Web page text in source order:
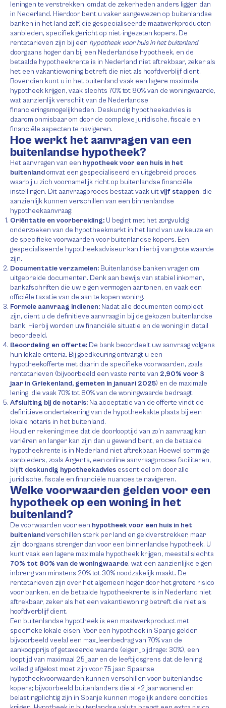
leningen te verstrekken, omdat de zekerheden anders liggen dan
in Nederland. Hierdoor bent u vaker aangewezen op buitenlandse
banken in het land zelf, die gespecialiseerde maatwerkproducten
aanbieden, specifiek gericht op niet-ingezeten kopers. De
rentetarieven zijn bij een hypotheek voor huis in het buitenland
doorgaans hoger dan bij een Nederlandse hypotheek, en de
betaalde hypotheekrente is in Nederland niet aftrekbaar, zeker als
het een vakantiewoning betreft die niet als hoofdverblijf dient.
Bovendien kunt u in het buitenland vaak een lagere maximale
hypotheek krijgen, vaak slechts 70% tot 80% van de woningwaarde,
wat aanzienlijk verschilt van de Nederlandse
financieringsmogelijkheden. Deskundig hypotheekadvies is
daarom onmisbaar om door de complexe juridische, fiscale en
financiële aspecten te navigeren.
Hoe werkt het aanvragen van een
buitenlandse hypotheek?
Het aanvragen van een hypotheek voor een huis in het
buitenlandomvat een gespecialiseerd en uitgebreid proces,
waarbij u zich voornamelijk richt op buitenlandse financiële
instellingen. Dit aanvraagproces bestaat vaak uitvijf stappen, die
aanzienlijk kunnen verschillen van een binnenlandse
hypotheekaanvraag:
Oriëntatie en voorbereiding: U begint met het zorgvuldig
onderzoeken van de hypotheekmarkt in het land van uw keuze en
de specifieke voorwaarden voor buitenlandse kopers. Een
gespecialiseerde hypotheekadviseur kan hierbij van grote waarde
zijn.
Documentatie verzamelen: Buitenlandse banken vragen om
uitgebreide documenten. Denk aan bewijs van stabiel inkomen,
bankafschriften die uw eigen vermogen aantonen, en vaak een
officiële taxatie van de aan te kopen woning.
Formele aanvraag indienen: Nadat alle documenten compleet
zijn, dient u de definitieve aanvraag in bij de gekozen buitenlandse
bank. Hierbij worden uw financiële situatie en de woning in detail
beoordeeld.
Beoordeling en offerte: De bank beoordeelt uw aanvraag volgens
hun lokale criteria. Bij goedkeuring ontvangt u een
hypotheekofferte met daarin de specifieke voorwaarden, zoals
rentetarieven (bijvoorbeeld een vaste rente van 2,90% voor 3
jaar in Griekenland, gemeten in januari 2025) en de maximale
lening, die vaak 70% tot 80% van de woningwaarde bedraagt.
Afsluiting bij de notaris: Na acceptatie van de offerte vindt de
definitieve ondertekening van de hypotheekakte plaats bij een
lokale notaris in het buitenland.
Houd er rekening mee dat de doorlooptijd van zo’n aanvraag kan
variëren en langer kan zijn dan u gewend bent, en de betaalde
hypotheekrente is in Nederland niet aftrekbaar. Hoewel sommige
aanbieders, zoals Argenta, een online aanvraagproces faciliteren,
blijft deskundig hypotheekadvies essentieel om door alle
juridische, fiscale en financiële nuances te navigeren.
Welke voorwaarden gelden voor een
hypotheek op een woning in het
buitenland?
De voorwaarden voor een hypotheek voor een huis in het
buitenlandverschillen sterk per land en geldverstrekker, maar
zijn doorgaans strenger dan voor een binnenlandse hypotheek. U
kunt vaak een lagere maximale hypotheek krijgen, meestal slechts
70% tot 80% van de woningwaarde, wat een aanzienlijke eigen
inbreng van minstens 20% tot 30% noodzakelijk maakt. De
rentetarieven zijn over het algemeen hoger door het grotere risico
voor banken, en de betaalde hypotheekrente is in Nederland niet
aftrekbaar, zeker als het een vakantiewoning betreft die niet als
hoofdverblijf dient.
Een buitenlandse hypotheek is een maatwerkproduct met
specifieke lokale eisen. Voor een hypotheek in Spanje gelden
bijvoorbeeld veelal een max_leenbedrag van 70% van de
aankoopprijs of getaxeerde waarde (eigen_bijdrage: 30%), een
looptijd van maximaal 25 jaar en de leeftijdsgrens dat de lening
volledig afgelost moet zijn voor 75 jaar. Spaanse
hypotheekvoorwaarden kunnen verschillen voor buitenlandse
kopers; bijvoorbeeld buitenlanders die al >2 jaar wonend en
belastingplichtig zijn in Spanje kunnen mogelijk andere condities